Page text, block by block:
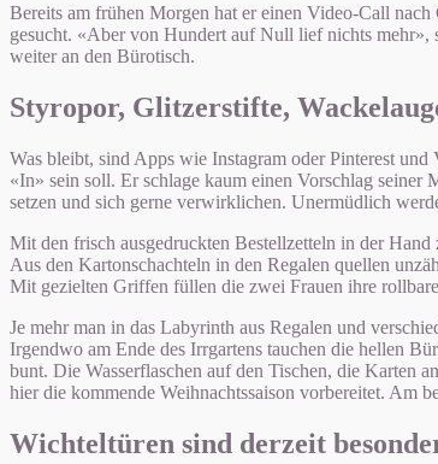
Bereits am frühen Morgen hat er einen Video-Call nach
gesucht. «Aber von Hundert auf Null lief nichts mehr»,
weiter an den Bürotisch.
Styropor, Glitzerstifte,
Was bleibt, sind Apps wie Instagram oder Pinterest
«In» sein soll. Er schlage kaum einen Vorschlag
setzen und sich gerne verwirklichen. Unermüdlich
Mit den frisch ausgedruckten Bestellzetteln in der
Aus den Kartonschachteln in den Regalen quellen
Mit gezielten Griffen füllen die zwei Frauen ihre
Je mehr man in das Labyrinth aus Regalen und
Irgendwo am Ende des Irrgartens tauchen die hellen
bunt. Die Wasserflaschen auf den Tischen, die Karten
hier die kommende Weihnachtssaison vorbereitet. Am
Wichteltüren sind derzeit